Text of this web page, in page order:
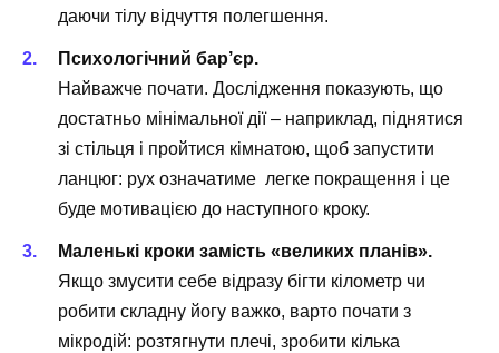
даючи тілу відчуття полегшення.
Психологічний бар’єр.
Найважче почати. Дослідження показують, що
достатньо мінімальної дії – наприклад, піднятися
зі стільця і пройтися кімнатою, щоб запустити
ланцюг: рух означатиме легке покращення і це
буде мотивацією до наступного кроку.
Маленькі кроки замість «великих планів».
Якщо змусити себе відразу бігти кілометр чи
робити складну йогу важко, варто почати з
мікродій: розтягнути плечі, зробити кілька